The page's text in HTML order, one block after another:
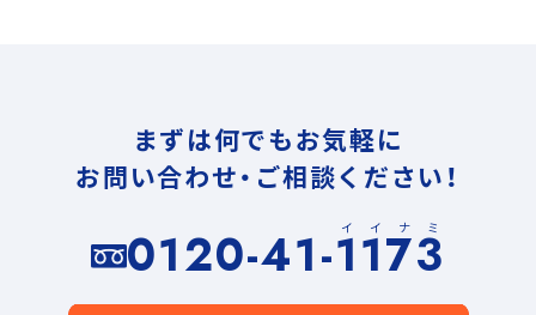
まずは何でもお気軽に
お問い合わせ・ご相談ください！
イイナミ
0120-41-1173